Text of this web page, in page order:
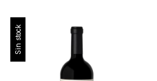
Sin stock